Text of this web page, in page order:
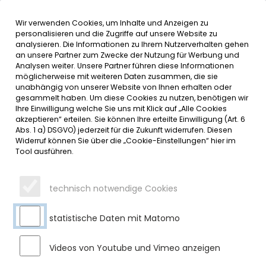
Inhalt der Seite anspringen
Informationen undMENÜ
SERVICE
VOLLSPERRUNG IM ORTSTEIL
UNTER´M BUCH
Freitag, 10.04.2026
den Netzbetreiber AllgäuNetz ausgebaut. Eine neue
Trafostation wurde bereits errichtet, die Erdkabel werden in
mehreren Bauabschnitten verlegt.
Aufgrund der Schneefälle in der vergangenen Woche
verlängert sich dieser Bauabschnitt. Die Vollsperrung gilt
nun bis einschließlich 24.04.2026.
Wir verwenden Cookies, um Inhalte und Anzeigen zu
personalisieren und die Zugriffe auf unsere Website zu
analysieren. Die Informationen zu Ihrem Nutzerverhalten gehen
an unsere Partner zum Zwecke der Nutzung für Werbung und
Analysen weiter. Unsere Partner führen diese Informationen
möglicherweise mit weiteren Daten zusammen, die sie
unabhängig von unserer Website von Ihnen erhalten oder
gesammelt haben. Um diese Cookies zu nutzen, benötigen wir
Ihre Einwilligung welche Sie uns mit Klick auf „Alle Cookies
akzeptieren“ erteilen. Sie können Ihre erteilte Einwilligung (Art. 6
Abs. 1 a) DSGVO) jederzeit für die Zukunft widerrufen. Diesen
Widerruf können Sie über die „Cookie-Einstellungen“ hier im
Tool ausführen.
technisch notwendige Cookies
statistische Daten mit Matomo
Videos von Youtube und Vimeo anzeigen